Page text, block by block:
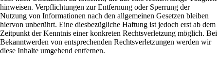
hinweisen. Verpflichtungen zur Entfernung oder Sperrung der
Nutzung von Informationen nach den allgemeinen Gesetzen bleiben
hiervon unberührt. Eine diesbezügliche Haftung ist jedoch erst ab dem
Zeitpunkt der Kenntnis einer konkreten Rechtsverletzung möglich. Bei
Bekanntwerden von entsprechenden Rechtsverletzungen werden wir
diese Inhalte umgehend entfernen.